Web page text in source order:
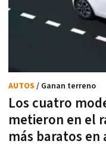
Los cuatro
metieron en el
más baratos en
AUTOS / Ganan terreno